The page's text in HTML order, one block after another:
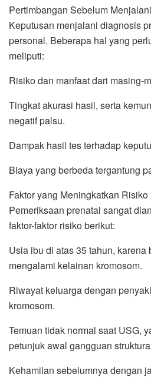
Pertimbangan Sebelum
Keputusan menjalani diagnosis
personal. Beberapa hal yang
meliputi:
Risiko dan manfaat dari masing-
Tingkat akurasi hasil, serta
negatif palsu.
Dampak hasil tes terhadap
Biaya yang berbeda tergantung
Faktor yang Meningkatkan
Pemeriksaan prenatal sangat
faktor-faktor risiko berikut:
Usia ibu di atas 35 tahun,
mengalami kelainan kromosom.
Riwayat keluarga dengan
kromosom.
Temuan tidak normal saat USG,
petunjuk awal gangguan
Kehamilan sebelumnya dengan